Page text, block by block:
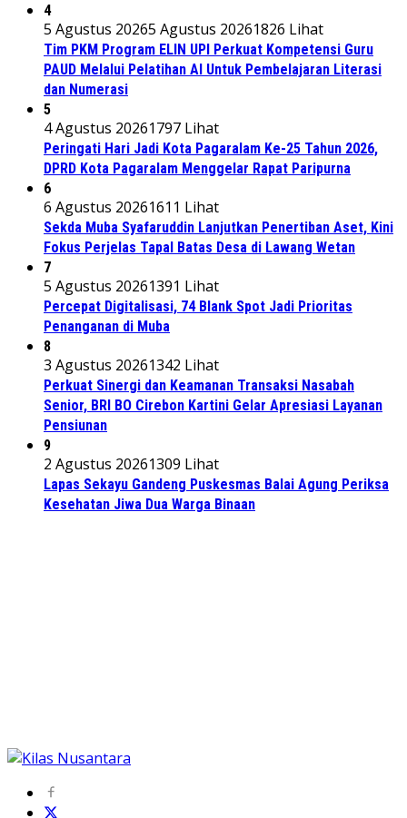
4
5 Agustus 20265 Agustus 20261826 Lihat
Tim PKM Program ELIN UPI Perkuat Kompetensi Guru
PAUD Melalui Pelatihan AI Untuk Pembelajaran Literasi
dan Numerasi
5
4 Agustus 20261797 Lihat
Peringati Hari Jadi Kota Pagaralam Ke-25 Tahun 2026,
DPRD Kota Pagaralam Menggelar Rapat Paripurna
6
6 Agustus 20261611 Lihat
Sekda Muba Syafaruddin Lanjutkan Penertiban Aset, Kini
Fokus Perjelas Tapal Batas Desa di Lawang Wetan
7
5 Agustus 20261391 Lihat
Percepat Digitalisasi, 74 Blank Spot Jadi Prioritas
Penanganan di Muba
8
3 Agustus 20261342 Lihat
Perkuat Sinergi dan Keamanan Transaksi Nasabah
Senior, BRI BO Cirebon Kartini Gelar Apresiasi Layanan
Pensiunan
9
2 Agustus 20261309 Lihat
Lapas Sekayu Gandeng Puskesmas Balai Agung Periksa
Kesehatan Jiwa Dua Warga Binaan